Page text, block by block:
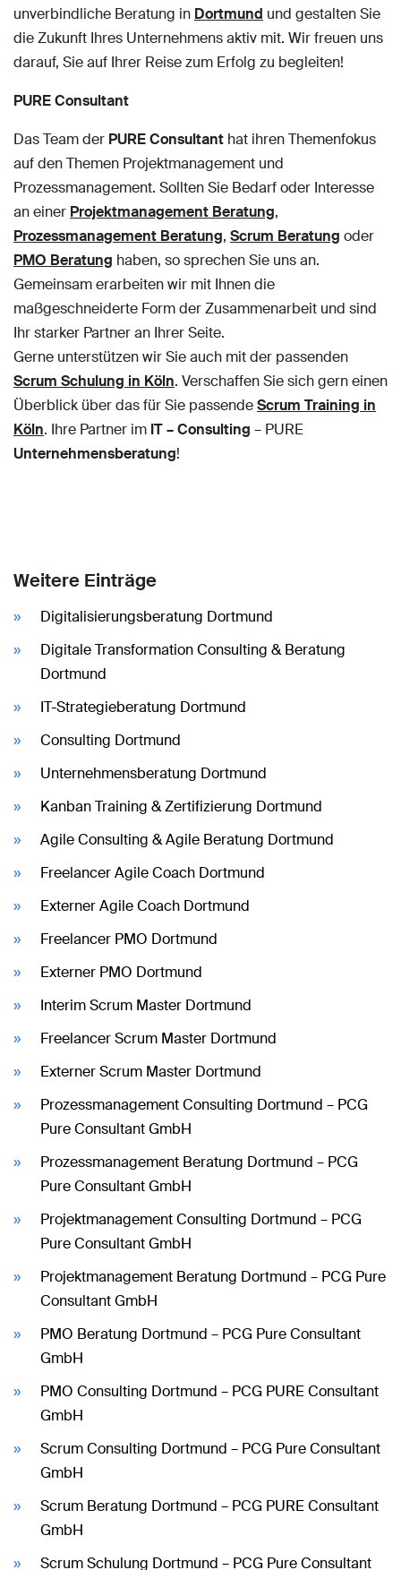
unverbindliche Beratung in Dortmund und gestalten Sie
die Zukunft Ihres Unternehmens aktiv mit. Wir freuen uns
darauf, Sie auf Ihrer Reise zum Erfolg zu begleiten!
PURE Consultant
Das Team der PURE Consultant hat ihren Themenfokus
auf den Themen Projektmanagement und
Prozessmanagement. Sollten Sie Bedarf oder Interesse
an einer Projektmanagement Beratung,
Prozessmanagement Beratung, Scrum Beratung oder
PMO Beratung haben, so sprechen Sie uns an.
Gemeinsam erarbeiten wir mit Ihnen die
maßgeschneiderte Form der Zusammenarbeit und sind
Ihr starker Partner an Ihrer Seite.
Gerne unterstützen wir Sie auch mit der passenden
Scrum Schulung in Köln. Verschaffen Sie sich gern einen
Überblick über das für Sie passendeScrum Training in
Köln. Ihre Partner im IT – Consulting – PURE
Unternehmensberatung!
Weitere Einträge
Digitalisierungsberatung Dortmund
Digitale Transformation Consulting & Beratung
Dortmund
IT-Strategieberatung Dortmund
Consulting Dortmund
Unternehmensberatung Dortmund
Kanban Training & Zertifizierung Dortmund
Agile Consulting & Agile Beratung Dortmund
Freelancer Agile Coach Dortmund
Externer Agile Coach Dortmund
Freelancer PMO Dortmund
Externer PMO Dortmund
Interim Scrum Master Dortmund
Freelancer Scrum Master Dortmund
Externer Scrum Master Dortmund
Prozessmanagement Consulting Dortmund – PCG
Pure Consultant GmbH
Prozessmanagement Beratung Dortmund – PCG
Pure Consultant GmbH
Projektmanagement Consulting Dortmund – PCG
Pure Consultant GmbH
Projektmanagement Beratung Dortmund – PCG Pure
Consultant GmbH
PMO Beratung Dortmund – PCG Pure Consultant
GmbH
PMO Consulting Dortmund – PCG PURE Consultant
GmbH
Scrum Consulting Dortmund – PCG Pure Consultant
GmbH
Scrum Beratung Dortmund – PCG PURE Consultant
GmbH
Scrum Schulung Dortmund – PCG Pure Consultant